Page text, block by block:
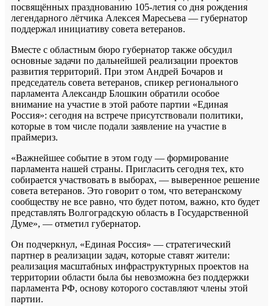
посвящённых празднованию 105-летия со дня рождения
легендарного лётчика Алексея Маресьева — губернатор
поддержал инициативу совета ветеранов.
Вместе с областным бюро губернатор также обсудил
основные задачи по дальнейшей реализации проектов
развития территорий. При этом Андрей Бочаров и
председатель совета ветеранов, спикер регионального
парламента Александр Блошкин обратили особое
внимание на участие в этой работе партии «Единая
Россия»: сегодня на встрече присутствовали политики,
которые в том числе подали заявление на участие в
праймериз.
«Важнейшее событие в этом году — формирование
парламента нашей страны. Пригласить сегодня тех, кто
собирается участвовать в выборах, — выверенное решение
совета ветеранов. Это говорит о том, что ветеранскому
сообществу не все равно, что будет потом, важно, кто будет
представлять Волгоградскую область в Государственной
Думе», — отметил губернатор.
Он подчеркнул, «Единая Россия» — стратегический
партнер в реализации задач, которые ставят жители:
реализация масштабных инфраструктурных проектов на
территории области была бы невозможна без поддержки
парламента РФ, основу которого составляют члены этой
партии.